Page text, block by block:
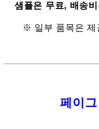
샘플은 무료, 배송
※ 일부 품목은 제
페이